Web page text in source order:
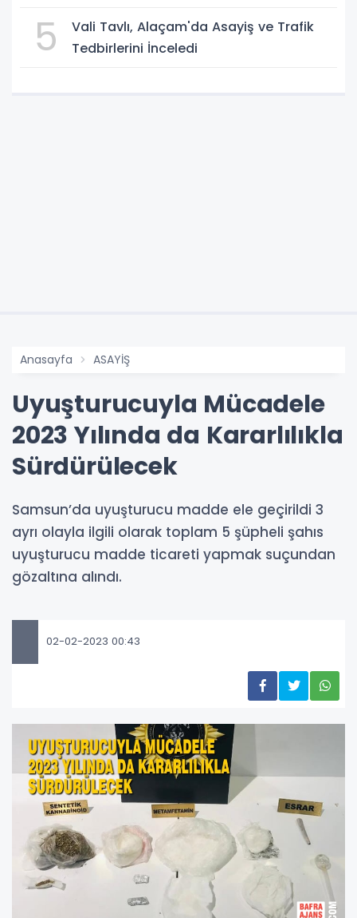
5
Vali Tavlı, Alaçam'da Asayiş ve Trafik
Tedbirlerini İnceledi
Anasayfa ASAYİŞ
Uyuşturucuyla Mücadele
2023 Yılında da Kararlılıkla
Sürdürülecek
Samsun’da uyuşturucu madde ele geçirildi 3
ayrı olayla ilgili olarak toplam 5 şüpheli şahıs
uyuşturucu madde ticareti yapmak suçundan
gözaltına alındı.
02-02-2023 00:43